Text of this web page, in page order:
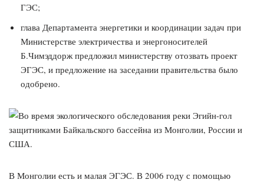
ГЭС;
глава Департамента энергетики и координации задач при
Министерстве электричества и энергоносителей
Б.Чимэддорж предложил министерству отозвать проект
ЭГЭС, и предложение на заседании правительства было
одобрено.
В Монголии есть и малая ЭГЭС. В 2006 году с помощью